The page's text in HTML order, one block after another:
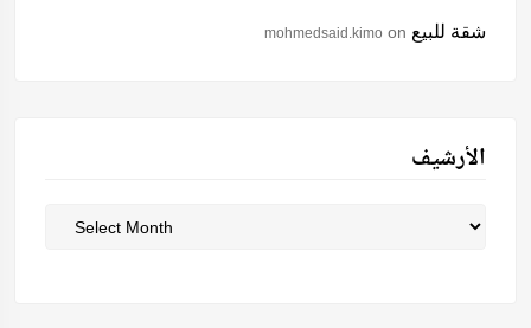
mohmedsaid.kimo on شقة للبيع
الأرشيف